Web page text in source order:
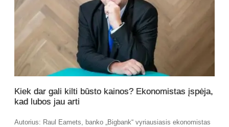
Kiek dar gali kilti būsto kainos? Ekonomistas įspėja,
kad lubos jau arti
Autorius: Raul Eamets, banko „Bigbank“ vyriausiasis ekonomistas